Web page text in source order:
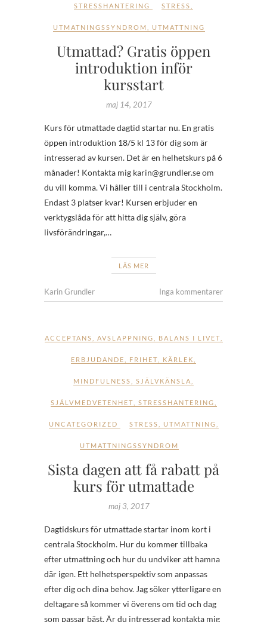
STRESSHANTERING STRESS
UTMATNINGSSYNDROM UTMATTNING
Utmattad? Gratis öppen
introduktion inför
kursstart
maj 14, 2017
Kurs för utmattade dagtid startar nu. En gratis
öppen introduktion 18/5 kl 13 för dig som är
intresserad av kursen. Det är en helhetskurs på 6
månader! Kontakta mig karin@grundler.se om
du vill komma. Vi håller till i centrala Stockholm.
Endast 3 platser kvar! Kursen erbjuder en
verktygslåda för att hitta dig själv, göra
livsförändringar,…
LÄS MER
Karin Grundler Inga kommentarer
ACCEPTANS AVSLAPPNING BALANS I LIVET
ERBJUDANDE FRIHET KÄRLEK
MINDFULNESS SJÄLVKÄNSLA
SJÄLVMEDVETENHET STRESSHANTERING
UNCATEGORIZED STRESS UTMATTNING
UTMATTNINGSSYNDROM
Sista dagen att få rabatt på
kurs för utmattade
maj 3, 2017
Dagtidskurs för utmattade startar inom kort i
centrala Stockholm. Hur du kommer tillbaka
efter utmattning och hur du undviker att hamna
där igen. Ett helhetsperspektiv som anpassas
efter dig och dina behov. Jag söker ytterligare en
deltagare så kommer vi överens om tid och dag
som passar bäst. Är du intresserad kontakta mig